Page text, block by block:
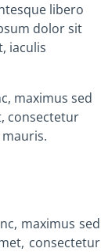
libero
dolor sit
iaculis
maximus sed
consectetur
maximus sed
consectetur